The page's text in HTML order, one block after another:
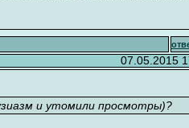
07.05.2015
и утомили просмотры)?